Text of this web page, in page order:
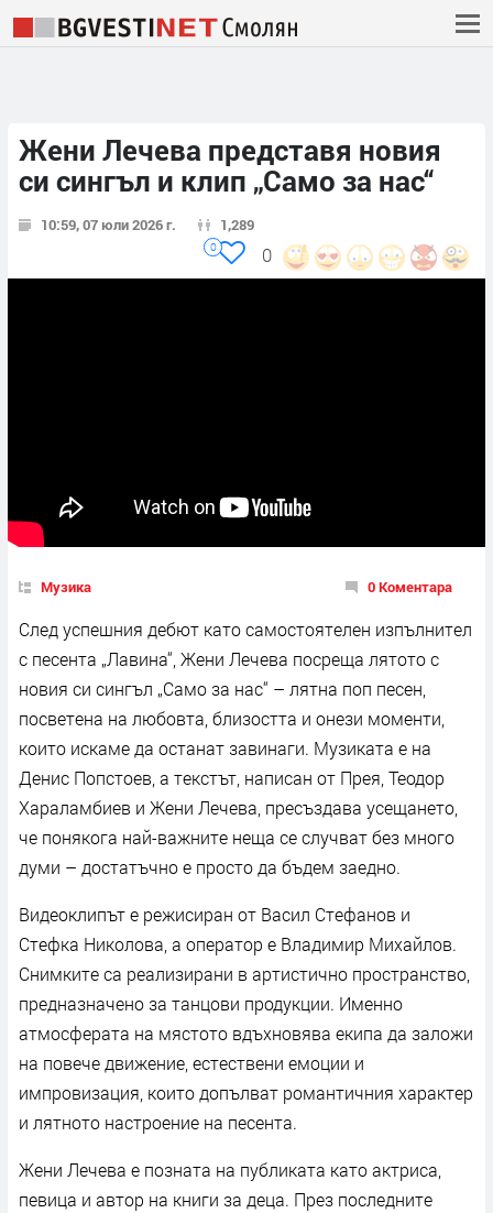
Жени Лечева представя новия
си сингъл и клип „Само за нас“
10:59, 07 юли 2026 г. 1,289
0
0
Музика 0 Коментара
След успешния дебют като самостоятелен изпълнител
с песента „Лавина“, Жени Лечева посреща лятото с
новия си сингъл „Само за нас“ – лятна поп песен,
посветена на любовта, близостта и онези моменти,
които искаме да останат завинаги. Музиката е на
Денис Попстоев, а текстът, написан от Прея, Теодор
Хараламбиев и Жени Лечева, пресъздава усещането,
че понякога най-важните неща се случват без много
думи – достатъчно е просто да бъдем заедно.
Видеоклипът е режисиран от Васил Стефанов и
Стефка Николова, а оператор е Владимир Михайлов.
Снимките са реализирани в артистично пространство,
предназначено за танцови продукции. Именно
атмосферата на мястото вдъхновява екипа да заложи
на повече движение, естествени емоции и
импровизация, които допълват романтичния характер
и лятното настроение на песента.
Жени Лечева е позната на публиката като актриса,
певица и автор на книги за деца. През последните